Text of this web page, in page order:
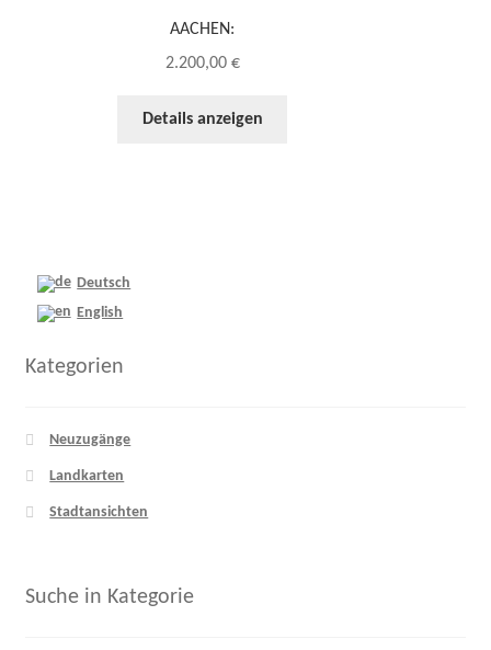
AACHEN:
2.200,00 €
Details anzeigen
Deutsch
English
Kategorien
Neuzugänge
Landkarten
Stadtansichten
Suche in Kategorie